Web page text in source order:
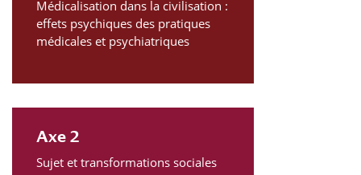
Médicalisation dans la civilisation :
effets psychiques des pratiques
médicales et psychiatriques
Axe 2
Sujet et transformations sociales